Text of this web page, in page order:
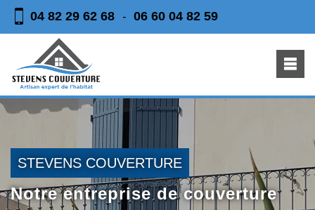
04 82 29 62 68 - 06 60 04 82 59
STEVENS COUVERTURE
Notre entreprise de couverture